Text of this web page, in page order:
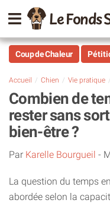
Le
Coup de Chaleur
Accueil Chien Vie pratique
Combien de
rester sans
bien-être ?
Par Karelle Bourgueil -
La question du temps
abordée selon la